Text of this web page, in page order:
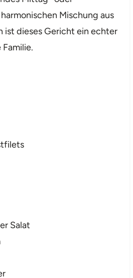
Mischung aus
ist dieses Gericht ein echter
Salat